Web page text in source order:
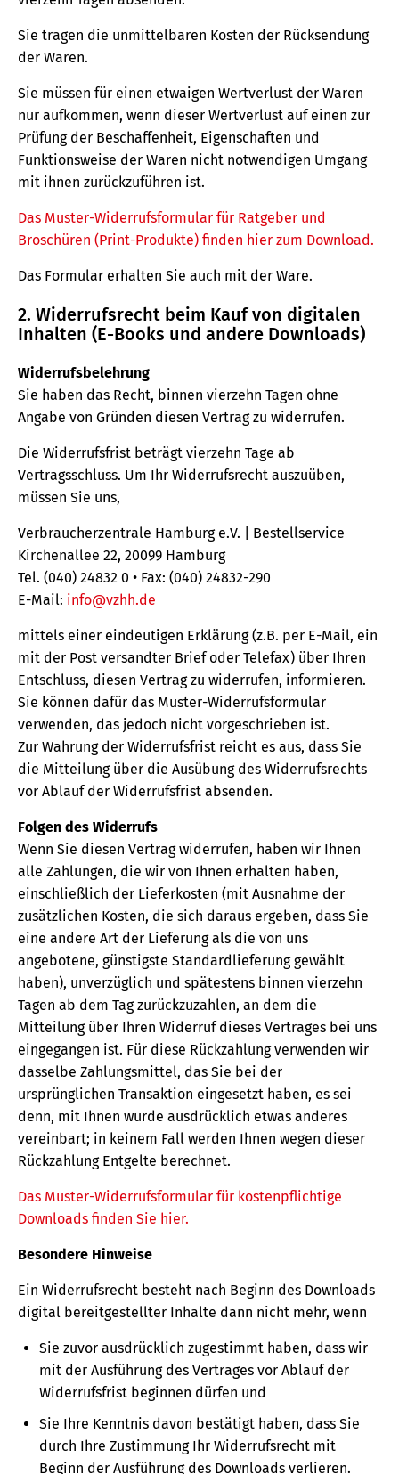
Sie tragen die unmittelbaren Kosten der Rücksendung
der Waren.
Sie müssen für einen etwaigen Wertverlust der Waren
nur aufkommen, wenn dieser Wertverlust auf einen zur
Prüfung der Beschaffenheit, Eigenschaften und
Funktionsweise der Waren nicht notwendigen Umgang
mit ihnen zurückzuführen ist.
Das Muster-Widerrufsformular für Ratgeber und
Broschüren (Print-Produkte) finden hier zum Download.
Das Formular erhalten Sie auch mit der Ware.
2. Widerrufsrecht beim Kauf von digitalen
Inhalten (E-Books und andere Downloads)
Widerrufsbelehrung
Sie haben das Recht, binnen vierzehn Tagen ohne
Angabe von Gründen diesen Vertrag zu widerrufen.
Die Widerrufsfrist beträgt vierzehn Tage ab
Vertragsschluss. Um Ihr Widerrufsrecht auszuüben,
müssen Sie uns,
Verbraucherzentrale Hamburg e.V. | Bestellservice
Kirchenallee 22, 20099 Hamburg
Tel. (040) 24832 0 • Fax: (040) 24832-290
E-Mail: info@vzhh.de
mittels einer eindeutigen Erklärung (z.B. per E-Mail, ein
mit der Post versandter Brief oder Telefax) über Ihren
Entschluss, diesen Vertrag zu widerrufen, informieren.
Sie können dafür das Muster-Widerrufsformular
verwenden, das jedoch nicht vorgeschrieben ist.
Zur Wahrung der Widerrufsfrist reicht es aus, dass Sie
die Mitteilung über die Ausübung des Widerrufsrechts
vor Ablauf der Widerrufsfrist absenden.
Folgen des Widerrufs
Wenn Sie diesen Vertrag widerrufen, haben wir Ihnen
alle Zahlungen, die wir von Ihnen erhalten haben,
einschließlich der Lieferkosten (mit Ausnahme der
zusätzlichen Kosten, die sich daraus ergeben, dass Sie
eine andere Art der Lieferung als die von uns
angebotene, günstigste Standardlieferung gewählt
haben), unverzüglich und spätestens binnen vierzehn
Tagen ab dem Tag zurückzuzahlen, an dem die
Mitteilung über Ihren Widerruf dieses Vertrages bei uns
eingegangen ist. Für diese Rückzahlung verwenden wir
dasselbe Zahlungsmittel, das Sie bei der
ursprünglichen Transaktion eingesetzt haben, es sei
denn, mit Ihnen wurde ausdrücklich etwas anderes
vereinbart; in keinem Fall werden Ihnen wegen dieser
Rückzahlung Entgelte berechnet.
Das Muster-Widerrufsformular für kostenpflichtige
Downloads finden Sie hier.
Besondere Hinweise
Ein Widerrufsrecht besteht nach Beginn des Downloads
digital bereitgestellter Inhalte dann nicht mehr, wenn
Sie zuvor ausdrücklich zugestimmt haben, dass wir
mit der Ausführung des Vertrages vor Ablauf der
Widerrufsfrist beginnen dürfen und
Sie Ihre Kenntnis davon bestätigt haben, dass Sie
durch Ihre Zustimmung Ihr Widerrufsrecht mit
Beginn der Ausführung des Downloads verlieren.